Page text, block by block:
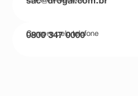
Compre pelo telefone
0800 347 0000